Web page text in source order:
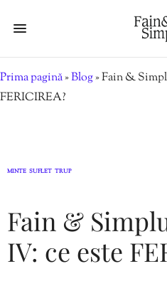
Prima pagină»Blog»Fain &
FERICIREA?
MINTE SUFLET TRUP
Fain &
IV: ce este